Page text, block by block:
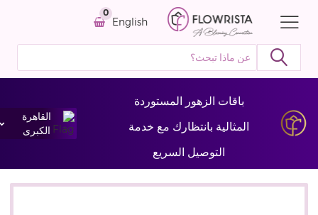
0
English
باقات الزهور المستوردة
المثالية بانتظارك مع خدمة
التوصيل السريع
القاهرة
الكبرى